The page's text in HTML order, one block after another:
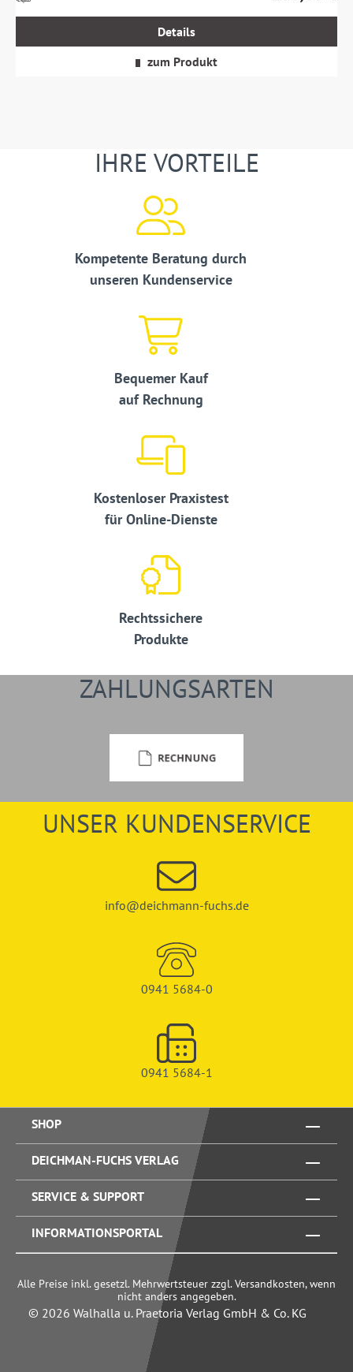
inkl.
Details
zum Produkt
IHRE VORTEILE
Kompetente Beratung durch
unseren Kundenservice
Bequemer Kauf
auf Rechnung
Kostenloser Praxistest
für Online-Dienste
Rechtssichere
Produkte
ZAHLUNGSARTEN
UNSER KUNDENSERVICE
info@deichmann-fuchs.de
0941 5684-0
0941 5684-1
SHOP
DEICHMAN-FUCHS VERLAG
SERVICE & SUPPORT
INFORMATIONSPORTAL
Alle Preise inkl. gesetzl. Mehrwertsteuer zzgl. Versandkosten, wenn
nicht anders angegeben.
© 2026 Walhalla u. Praetoria Verlag GmbH & Co. KG